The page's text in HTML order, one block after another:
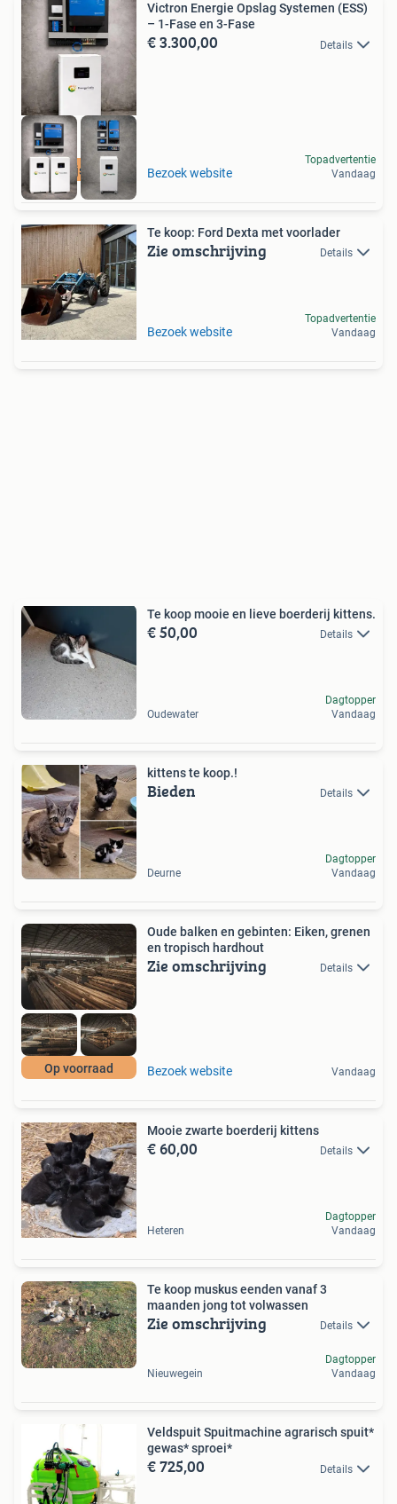
Victron Energie Opslag Systemen (ESS)
– 1-Fase en 3-Fase
€ 3.300,00 Details
Bezoek website
Topadvertentie
Vandaag
Te koop: Ford Dexta met voorlader
Zie omschrijving Details
Bezoek website
Topadvertentie
Vandaag
Te koop mooie en lieve boerderij kittens.
€ 50,00 Details
Oudewater
Dagtopper
Vandaag
kittens te koop.!
Bieden Details
Deurne
Dagtopper
Vandaag
Op voorraad
Oude balken en gebinten: Eiken, grenen
en tropisch hardhout
Zie omschrijving Details
Bezoek website Vandaag
Mooie zwarte boerderij kittens
€ 60,00 Details
Heteren
Dagtopper
Vandaag
Te koop muskus eenden vanaf 3
maanden jong tot volwassen
Zie omschrijving Details
Nieuwegein
Dagtopper
Vandaag
Veldspuit Spuitmachine agrarisch spuit*
gewas* sproei*
€ 725,00 Details